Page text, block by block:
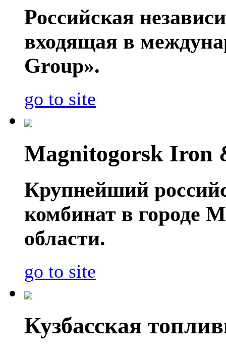
Российская
входящая в
Group».
go to site
Magnitogorsk Iron
Крупнейший
комбинат в городе
области.
go to site
Кузбасская